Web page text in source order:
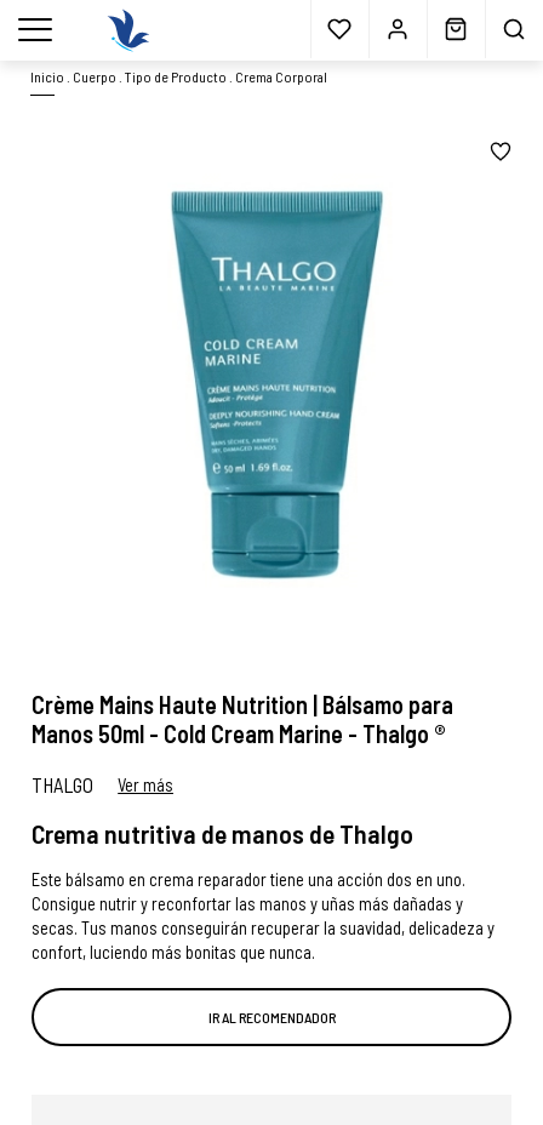
Envío gratisa partir 40€* Muestras gratis Blog
menu
Inicio Cuerpo .Tipo de Producto Crema Corporal
Crème Mains Haute Nutrition | Bálsamo para
Manos 50ml - Cold Cream Marine - Thalgo ®
THALGO Ver más
Crema nutritiva de manos de Thalgo
Este bálsamo en crema reparador tiene una acción dos en uno.
Consigue nutrir y reconfortar las manos y uñas más dañadas y
secas. Tus manos conseguirán recuperar la suavidad, delicadeza y
confort, luciendo más bonitas que nunca.
IR AL RECOMENDADOR